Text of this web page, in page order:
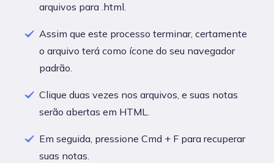
arquivos para .html.
Assim que este processo terminar, certamente
o arquivo terá como ícone do seu navegador
padrão.
Clique duas vezes nos arquivos, e suas notas
serão abertas em HTML.
Em seguida, pressione Cmd + F para recuperar
suas notas.